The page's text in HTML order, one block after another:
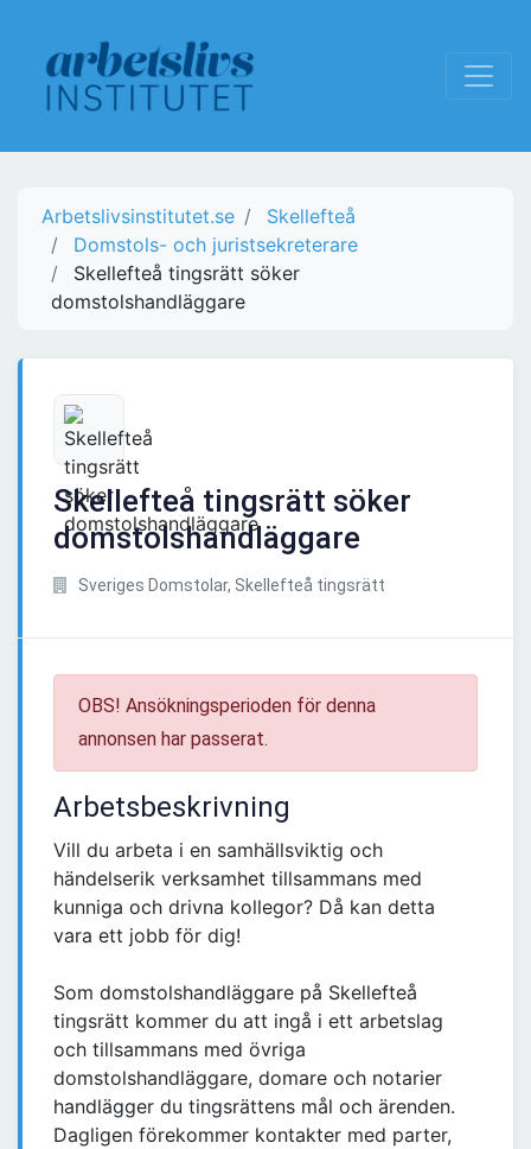
Arbetslivsinstitutet.se
Skellefteå
Domstols- och juristsekreterare
Skellefteå tingsrätt söker
domstolshandläggare
Skellefteå tingsrätt söker
domstolshandläggare
Sveriges Domstolar, Skellefteå tingsrätt
OBS! Ansökningsperioden för denna
annonsen har passerat.
Arbetsbeskrivning
Vill du arbeta i en samhällsviktig och
händelserik verksamhet tillsammans med
kunniga och drivna kollegor? Då kan detta
vara ett jobb för dig!
Som domstolshandläggare på Skellefteå
tingsrätt kommer du att ingå i ett arbetslag
och tillsammans med övriga
domstolshandläggare, domare och notarier
handlägger du tingsrättens mål och ärenden.
Dagligen förekommer kontakter med parter,